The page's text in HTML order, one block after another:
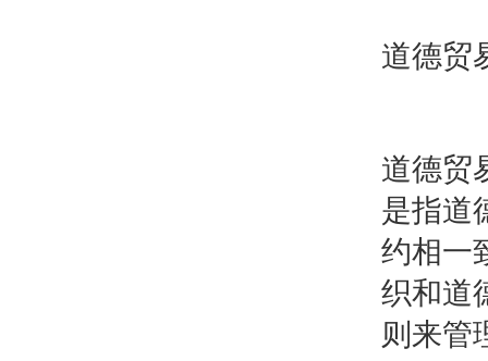
道德贸
道德贸
是指道
约相一
织和道
则来管